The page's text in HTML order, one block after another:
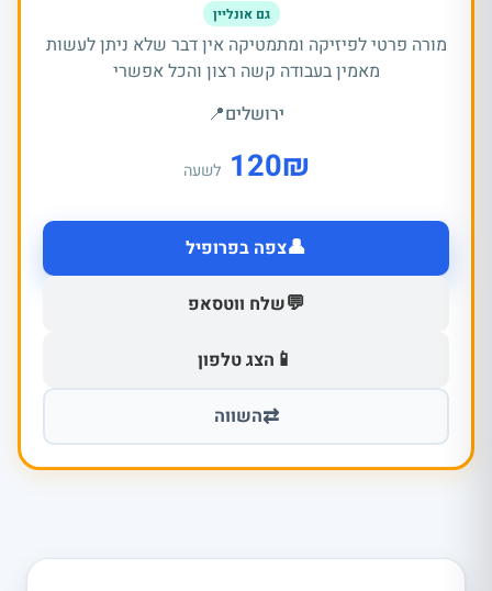
גם אונליין
מורה פרטי לפיזיקה ומתמטיקה אין דבר שלא ניתן לעשות
מאמין בעבודה קשה רצון והכל אפשרי
ירושלים📍
₪
120 לשעה
👤צפה בפרופיל
💬שלח ווטסאפ
📱 הצג טלפון
⇄השווה